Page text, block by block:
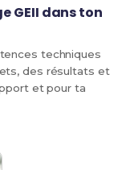
GEII dans ton
techniques
des résultats et
et pour ta